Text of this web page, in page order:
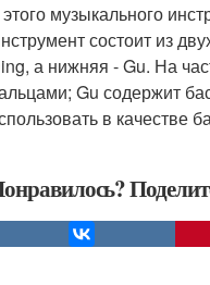
музыкального
состоит из
а нижняя - Gu. На
Gu содержит
в качестве